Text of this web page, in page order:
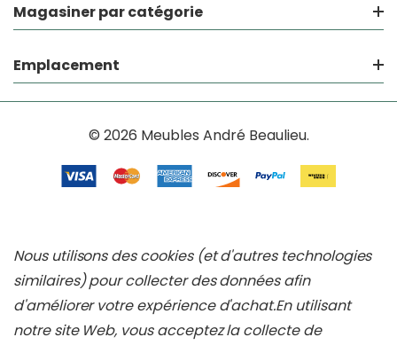
Magasiner par catégorie
Emplacement
© 2026 Meubles André Beaulieu.
Nous utilisons des cookies (et d'autres technologies
similaires) pour collecter des données afin
d'améliorer votre expérience d'achat.En utilisant
notre site Web, vous acceptez la collecte de